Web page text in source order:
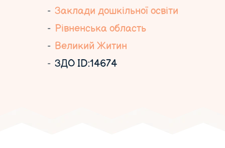
Заклади дошкільної освіти
Рівненська область
Великий Житин
ЗДО ID:14674